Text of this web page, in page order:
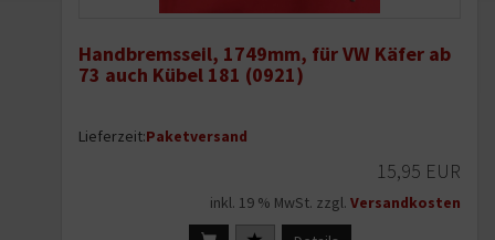
Handbremsseil, 1749mm, für VW Käfer ab
73 auch Kübel 181 (0921)
Lieferzeit:Paketversand
15,95 EUR
inkl. 19 % MwSt. zzgl. Versandkosten